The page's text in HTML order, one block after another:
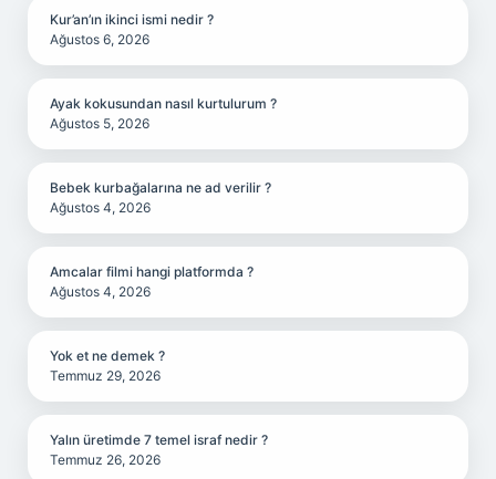
Kur’an’ın ikinci ismi nedir ?
Ağustos 6, 2026
Ayak kokusundan nasıl kurtulurum ?
Ağustos 5, 2026
Bebek kurbağalarına ne ad verilir ?
Ağustos 4, 2026
Amcalar filmi hangi platformda ?
Ağustos 4, 2026
Yok et ne demek ?
Temmuz 29, 2026
Yalın üretimde 7 temel israf nedir ?
Temmuz 26, 2026